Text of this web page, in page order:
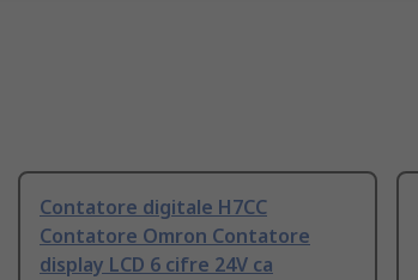
Contatore digitale H7CC
Contatore Omron Contatore
display LCD 6 cifre 24V ca